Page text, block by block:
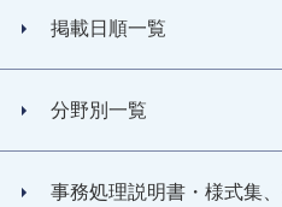
掲載日順一覧
分野別一覧
事務処理説明書・様式集